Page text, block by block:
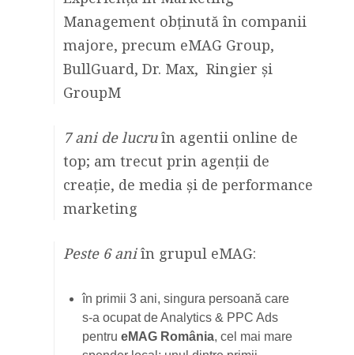
Management obținută în companii
majore, precum eMAG Group,
BullGuard, Dr. Max, Ringier și
GroupM
7 ani de lucruîn agentii online de
top; am trecut prin agenții de
creație, de media și de performance
marketing
Peste 6 aniîn grupul eMAG:
în primii 3 ani, singura persoană care
s-a ocupat de Analytics & PPC Ads
pentru eMAG România, cel mai mare